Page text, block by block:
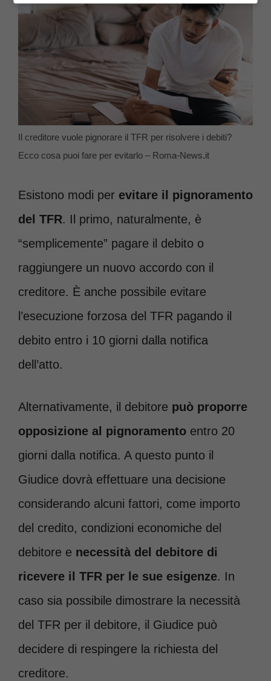
Il creditore vuole pignorare il TFR per risolvere i debiti?
Ecco cosa puoi fare per evitarlo – Roma-News.it
Esistono modi per evitare il pignoramento
del TFR. Il primo, naturalmente, è
“semplicemente” pagare il debito o
raggiungere un nuovo accordo con il
creditore. È anche possibile evitare
l’esecuzione forzosa del TFR pagando il
debito entro i 10 giorni dalla notifica
dell’atto.
Alternativamente, il debitore può proporre
opposizione al pignoramento entro 20
giorni dalla notifica. A questo punto il
Giudice dovrà effettuare una decisione
considerando alcuni fattori, come importo
del credito, condizioni economiche del
debitore e necessità del debitore di
ricevere il TFR per le sue esigenze. In
caso sia possibile dimostrare la necessità
del TFR per il debitore, il Giudice può
decidere di respingere la richiesta del
creditore.